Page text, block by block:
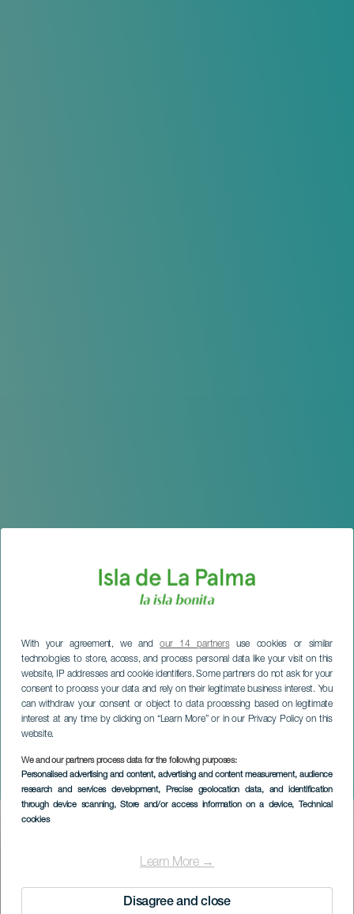
With your agreement, we andour 14 partnersuse cookies or similar
technologies to store, access, and process personal data like your visit on this
website, IP addresses and cookie identifiers. Some partners do not ask for your
consent to process your data and rely on their legitimate business interest. You
can withdraw your consent or object to data processing based on legitimate
interest at any time by clicking on “Learn More” or in our Privacy Policy on this
website.
We and our partners process data for the following purposes:
Personalised advertising and content, advertising and content measurement, audience
research and services development, Precise geolocation data, and identification
through device scanning, Store and/or access information on a device, Technical
cookies
Learn More →
Disagree and close
Heilige Worte
LA PALMA
Imagen